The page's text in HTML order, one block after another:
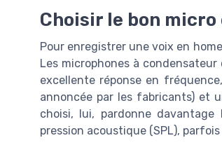
Choisir le bon
Pour enregistrer une voix en
Les microphones à
excellente réponse en
annoncée par les fabricants) et
choisi, lui, pardonne
pression acoustique (SPL),